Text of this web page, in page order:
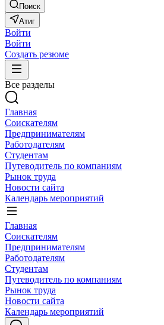
Поиск
Атиг
Войти
Войти
Создать резюме
Все разделы
Главная
Соискателям
Предпринимателям
Работодателям
Студентам
Путеводитель по компаниям
Рынок труда
Новости сайта
Календарь мероприятий
Главная
Соискателям
Предпринимателям
Работодателям
Студентам
Путеводитель по компаниям
Рынок труда
Новости сайта
Календарь мероприятий